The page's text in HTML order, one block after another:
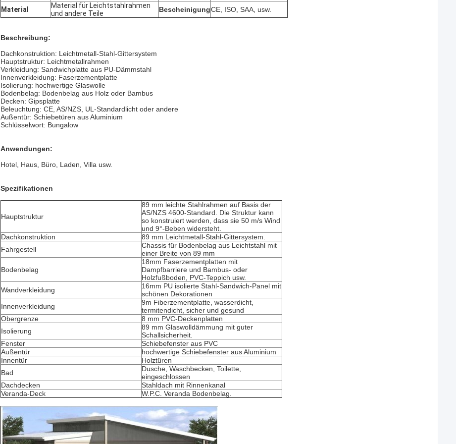
Material
Material für Leichtstahlrahmen
und andere Teile
BescheinigungCE, ISO, SAA, usw.
Beschreibung:
Dachkonstruktion: Leichtmetall-Stahl-Gittersystem
Hauptstruktur: Leichtmetallrahmen
Verkleidung: Sandwichplatte aus PU-Dämmstahl
Innenverkleidung: Faserzementplatte
Isolierung: hochwertige Glaswolle
Bodenbelag: Bodenbelag aus Holz oder Bambus
Decken: Gipsplatte
Beleuchtung: CE, AS/NZS, UL-Standardlicht oder andere
Außentür: Schiebetüren aus Aluminium
Schlüsselwort: Bungalow
Anwendungen:
Hotel, Haus, Büro, Laden, Villa usw.
Spezifikationen
Hauptstruktur
89 mm leichte Stahlrahmen auf Basis der
AS/NZS 4600-Standard. Die Struktur kann
so konstruiert werden, dass sie 50 m/s Wind
und 9°-Beben widersteht.
Dachkonstruktion
89 mm Leichtmetall-Stahl-Gittersystem.
Fahrgestell
Chassis für Bodenbelag aus Leichtstahl mit
einer Breite von 89 mm
Bodenbelag
18mm Faserzementplatten mit
Dampfbarriere und Bambus- oder
Holzfußboden, PVC-Teppich usw.
Wandverkleidung
16mm PU isolierte Stahl-Sandwich-Panel mit
schönen Dekorationen
Innenverkleidung
9m Fiberzementplatte, wasserdicht,
termitendicht, sicher und gesund
Obergrenze
8 mm PVC-Deckenplatten
Isolierung
89 mm Glaswolldämmung mit guter
Schallsicherheit.
Fenster
Schiebefenster aus PVC
Außentür
hochwertige Schiebefenster aus Aluminium
Innentür
Holztüren
Bad
Dusche, Waschbecken, Toilette,
eingeschlossen
Dachdecken
Stahldach mit Rinnenkanal
Veranda-Deck
W.P.C. Veranda Bodenbelag.